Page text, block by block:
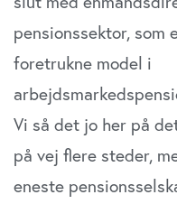
pensionssektor,
foretrukne model i
Vi så det jo her på
på vej flere steder,
eneste